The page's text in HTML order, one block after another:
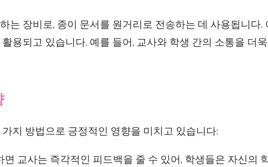
는 장비로, 종이 문서를 원거리로 전송하는 데 사용됩니다.
용되고 있습니다. 예를 들어, 교사와 학생 간의 소통을 더
지 방법으로 긍정적인 영향을 미치고 있습니다:
면 교사는 즉각적인 피드백을 줄 수 있어, 학생들은 자신의